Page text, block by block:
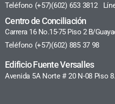
Teléfono (+57)(602) 653 3812
Centro de Conciliación
Carrera 16 No.15-75 Piso 2 B/
Teléfono (+57)(602) 885 37 98
Edificio Fuente Versalles
Avenida 5A Norte # 20 N-08 Piso 8.